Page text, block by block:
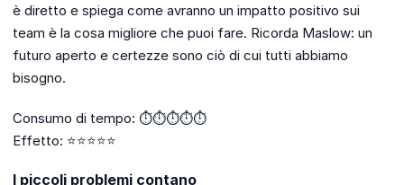
è diretto e spiega come avranno un impatto positivo sui
team è la cosa migliore che puoi fare. Ricorda Maslow: un
futuro aperto e certezze sono ciò di cui tutti abbiamo
bisogno.
Consumo di tempo: ⏱️⏱️⏱️⏱️⏱️
Effetto: ⭐⭐⭐⭐⭐
I piccoli problemi contano